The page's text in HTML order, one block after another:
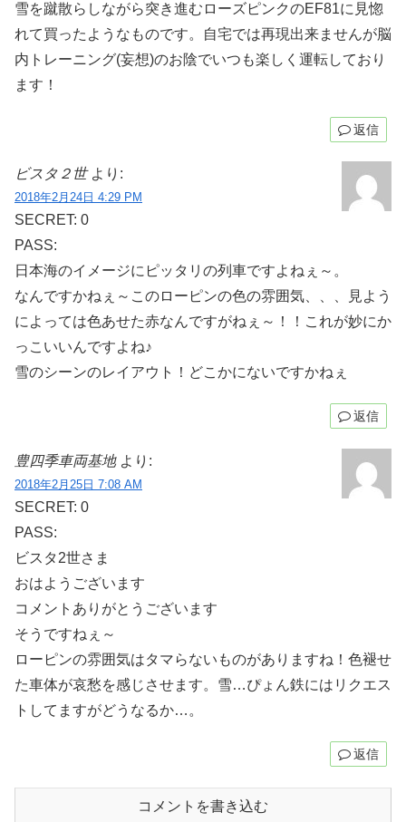
雪を蹴散らしながら突き進むローズピンクのEF81に見惚
れて買ったようなものです。自宅では再現出来ませんが脳
内トレーニング(妄想)のお陰でいつも楽しく運転しており
ます！
返信
ビスタ２世 より:
2018年2月24日 4:29 PM
SECRET: 0
PASS:
日本海のイメージにピッタリの列車ですよねぇ～。
なんですかねぇ～このローピンの色の雰囲気、、、見よう
によっては色あせた赤なんですがねぇ～！！これが妙にか
っこいいんですよね♪
雪のシーンのレイアウト！どこかにないですかねぇ
返信
豊四季車両基地 より:
2018年2月25日 7:08 AM
SECRET: 0
PASS:
ビスタ2世さま
おはようございます
コメントありがとうございます
そうですねぇ～
ローピンの雰囲気はタマらないものがありますね！色褪せ
た車体が哀愁を感じさせます。雪…ぴょん鉄にはリクエス
トしてますがどうなるか…。
返信
コメントを書き込む